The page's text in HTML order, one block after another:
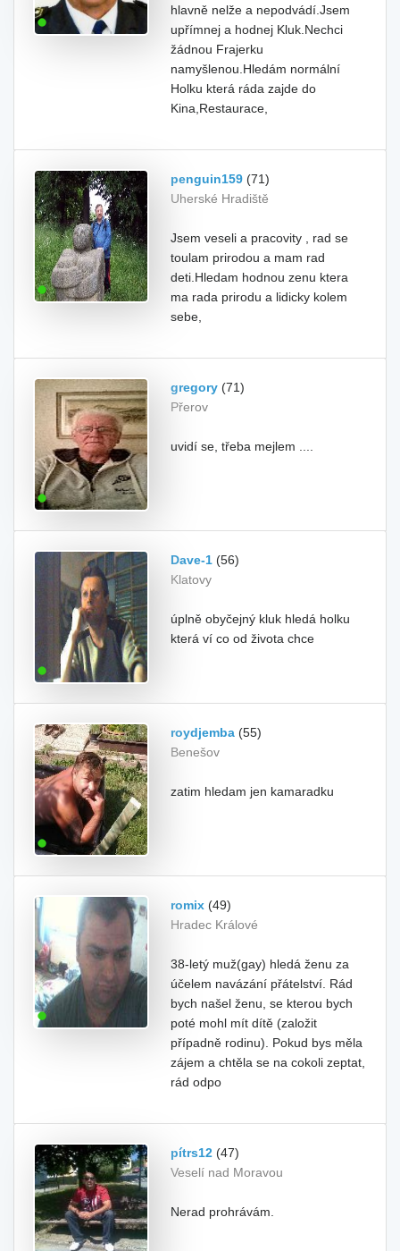
hlavně nelže a nepodvádí.Jsem
upřímnej a hodnej Kluk.Nechci
žádnou Frajerku
namyšlenou.Hledám normální
Holku která ráda zajde do
Kina,Restaurace,
penguin159 (71)
Uherské Hradiště
Jsem veseli a pracovity , rad se
toulam prirodou a mam rad
deti.Hledam hodnou zenu ktera
ma rada prirodu a lidicky kolem
sebe,
gregory (71)
Přerov
uvidí se, třeba mejlem ....
Dave-1 (56)
Klatovy
úplně obyčejný kluk hledá holku
která ví co od života chce
roydjemba (55)
Benešov
zatim hledam jen kamaradku
romix (49)
Hradec Králové
38-letý muž(gay) hledá ženu za
účelem navázání přátelství. Rád
bych našel ženu, se kterou bych
poté mohl mít dítě (založit
případně rodinu). Pokud bys měla
zájem a chtěla se na cokoli zeptat,
rád odpo
pítrs12 (47)
Veselí nad Moravou
Nerad prohrávám.